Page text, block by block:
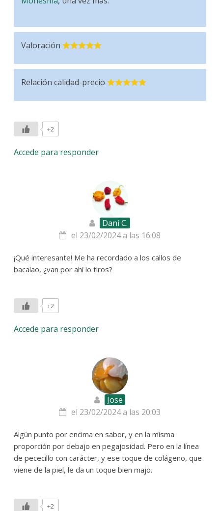
Valoración
Relación calidad-precio
+2
Accede para responder
Dani C.
el 23/02/2024 a las 16:08
¡Qué interesante! Me ha recordado a los callos de
bacalao, ¿van por ahí lo tiros?
+2
Accede para responder
Jose
el 23/02/2024 a las 20:03
Algún punto por encima en sabor, y en la misma
proporción por debajo en pegajosidad. Pero en la línea
de pececillo con carácter, y ese toque de colágeno, que
viene de la piel, le da un toque bien majo.
+2